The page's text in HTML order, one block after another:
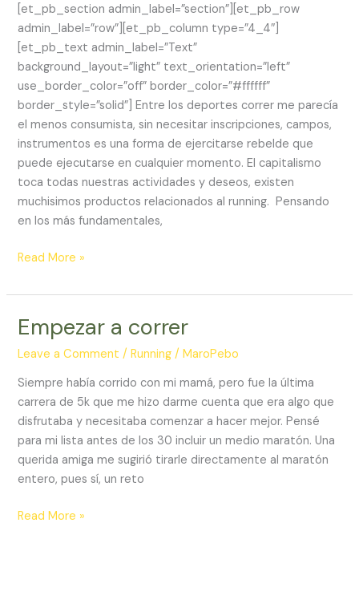
[et_pb_section admin_label=”section”][et_pb_row
admin_label=”row”][et_pb_column type=”4_4″]
[et_pb_text admin_label=”Text”
background_layout=”light” text_orientation=”left”
use_border_color=”off” border_color=”#ffffff”
border_style=”solid”] Entre los deportes correr me parecía
el menos consumista, sin necesitar inscripciones, campos,
instrumentos es una forma de ejercitarse rebelde que
puede ejecutarse en cualquier momento. El capitalismo
toca todas nuestras actividades y deseos, existen
muchisimos productos relacionados al running. Pensando
en los más fundamentales,
¿Con
tenis
Read More »
Empezar a correr
Leave a Comment /Running /MaroPebo
Siempre había corrido con mi mamá, pero fue la última
carrera de 5k que me hizo darme cuenta que era algo que
disfrutaba y necesitaba comenzar a hacer mejor. Pensé
para mi lista antes de los 30 incluir un medio maratón. Una
querida amiga me sugirió tirarle directamente al maratón
entero, pues sí, un reto
Empezar
Read More »